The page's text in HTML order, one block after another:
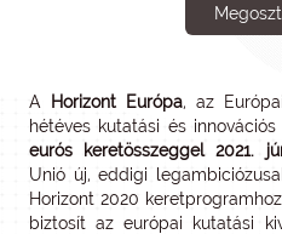
A Horizont Európa, az
hétéves kutatási és innovációs
eurós keretösszeggel 2021.
Unió új, eddigi
Horizont 2020
biztosít az európai kutatási